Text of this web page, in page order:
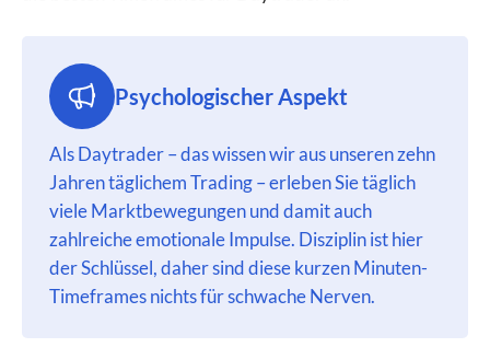
Psychologischer Aspekt
Als Daytrader – das wissen wir aus unseren zehn
Jahren täglichem Trading – erleben Sie täglich
viele Marktbewegungen und damit auch
zahlreiche emotionale Impulse. Disziplin ist hier
der Schlüssel, daher sind diese kurzen Minuten-
Timeframes nichts für schwache Nerven.